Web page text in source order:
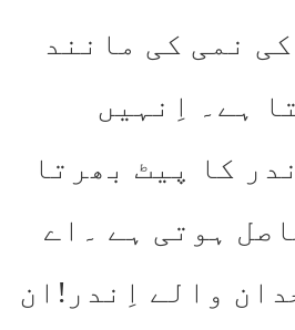
نمی کی مانند
ہے۔ اِنہیں
کا پیٹ بھرتا
ہوتی ہے ۔اے
والے اِندر!ان